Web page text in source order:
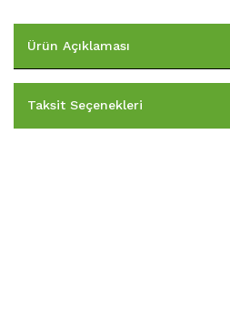
Ürün Açıklaması
Taksit Seçenekleri